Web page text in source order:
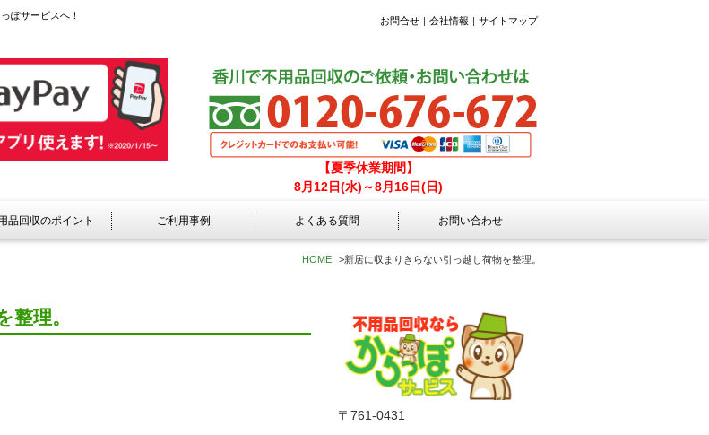
ぽサービスへ！ お問合せ 会社情報 サイトマップ
【夏季休業期間】
8月12日(水)～8月16日(日)
品回収のポイント ご利用事例 よくある質問 お問い合わせ
HOME >新居に収まりきらない引っ越し荷物を整理。
理。
〒761-0431